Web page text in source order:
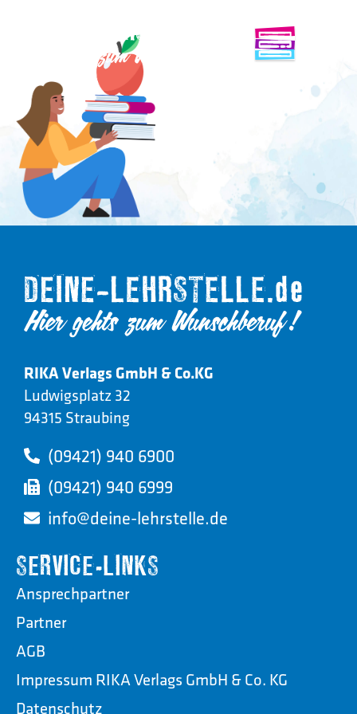
RIKA Verlags GmbH & Co.KG
Ludwigsplatz 32
94315 Straubing
(09421) 940 6900
(09421) 940 6999
info@deine-lehrstelle.de
SERVICE-LINKS
Ansprechpartner
Partner
AGB
Impressum RIKA Verlags GmbH & Co. KG
Datenschutz